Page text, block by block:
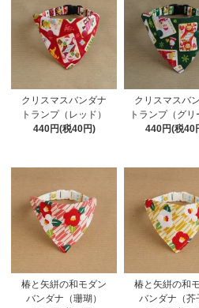
クリスマスバンダナ
トランプ（レッド）
440円(税40円)
クリスマスバ
トランプ（グリ
440円(税40
椿と矢絣の和モダン
バンダナ（珊瑚）
椿と矢絣の和
バンダナ（芥